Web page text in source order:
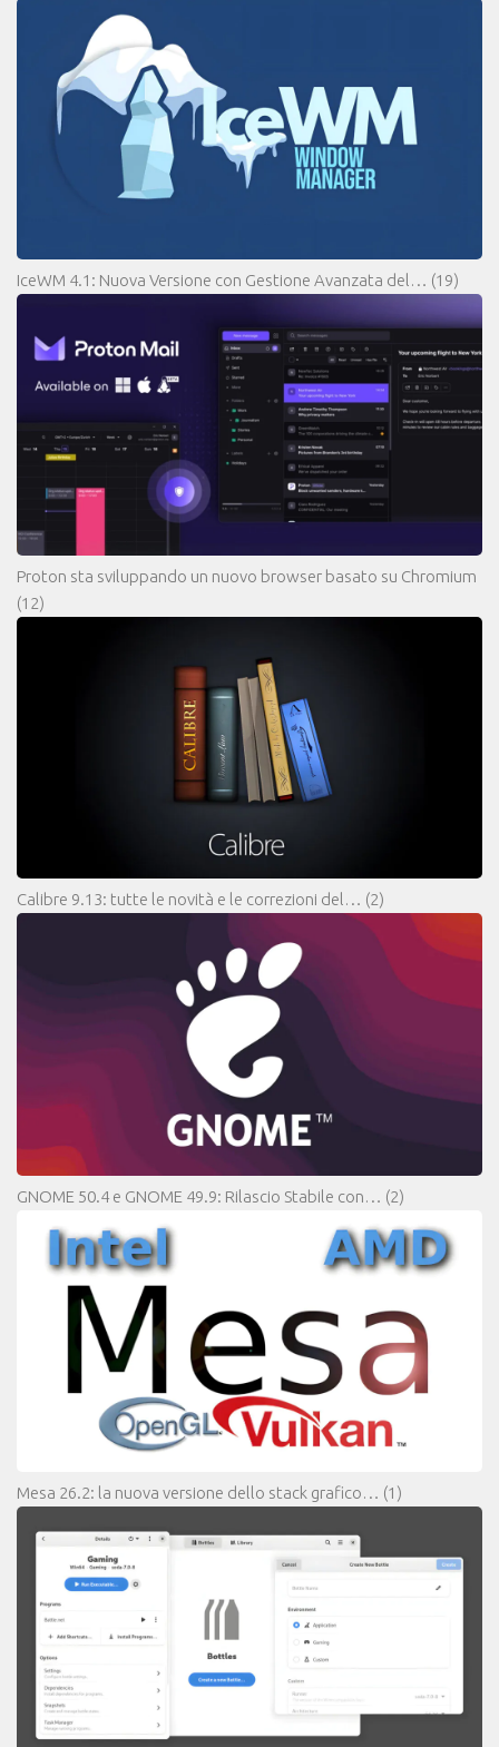
IceWM 4.1: Nuova Versione con Gestione Avanzata del… (19)
Proton sta sviluppando un nuovo browser basato su Chromium
(12)
Calibre 9.13: tutte le novità e le correzioni del… (2)
GNOME 50.4 e GNOME 49.9: Rilascio Stabile con… (2)
Mesa 26.2: la nuova versione dello stack grafico… (1)